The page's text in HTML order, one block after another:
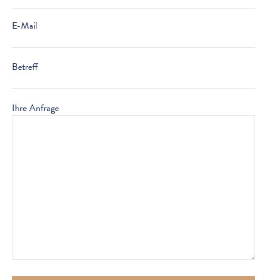
E-Mail
Betreff
Ihre Anfrage